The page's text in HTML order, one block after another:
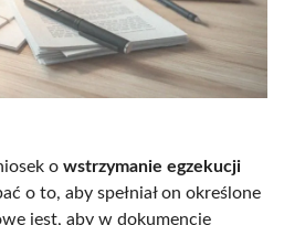
o wstrzymanie egzekucji
o to, aby spełniał on określone
jest, aby w dokumencie